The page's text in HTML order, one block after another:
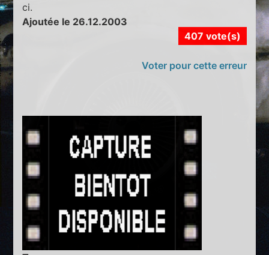
ci.
Ajoutée le 26.12.2003
407 vote(s)
Voter pour cette erreur